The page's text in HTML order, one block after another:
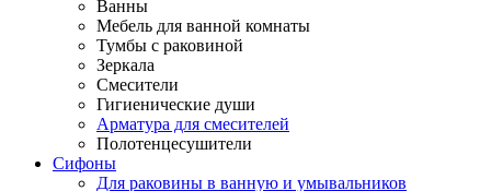
Ванны
Мебель для ванной комнаты
Тумбы с раковиной
Зеркала
Смесители
Гигиенические души
Арматура для смесителей
Полотенцесушители
Сифоны
Для раковины в ванную и умывальников